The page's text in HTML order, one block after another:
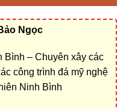
Ngọc
Bình – Chuyên xây các
công trình đá mỹ nghệ
Ninh Bình